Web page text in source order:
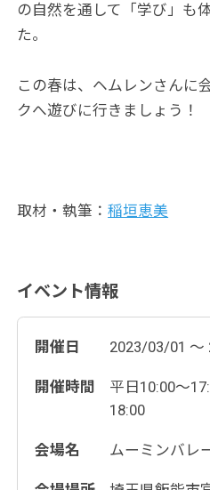
の自然を通して「学び」も
た。
この春は、ヘムレンさんに
クへ遊びに行きましょう！
取材・執筆：稲垣恵美
イベント情報
開催日 2023/03/01 ～
開催時間
平日10:00〜
18:00
会場名 ムーミンバレ